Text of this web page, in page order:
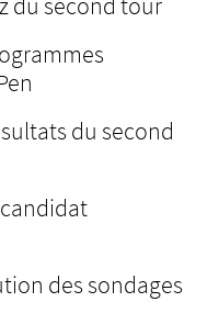
du second
des sondages